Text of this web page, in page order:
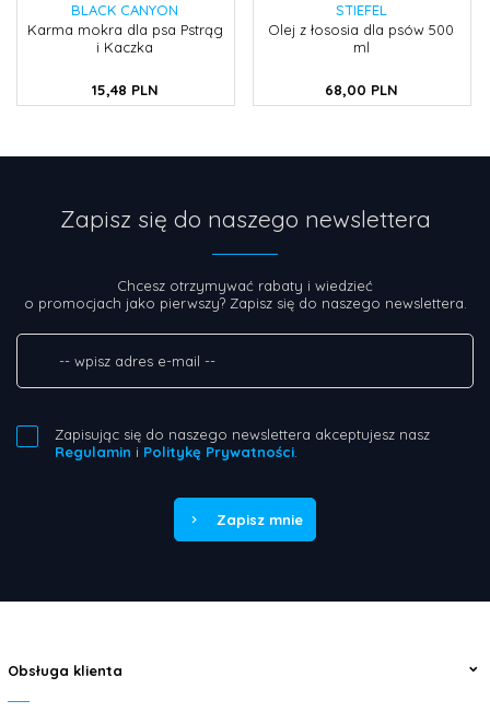
BLACK CANYON
Karma mokra dla psa Pstrąg
i Kaczka
15,48 PLN
STIEFEL
Olej z łososia dla psów 500
ml
68,00 PLN
Zapisz się do naszego newslettera
Chcesz otrzymywać rabaty i wiedzieć
o promocjach jako pierwszy? Zapisz się do naszego newslettera.
Zapisując się do naszego newslettera akceptujesz nasz
Regulamin i Politykę Prywatności.
Zapisz mnie
Obsługa klienta